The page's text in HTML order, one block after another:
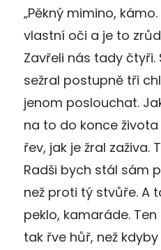
„Pěkný mimino,
vlastní oči a je to
Zavřeli nás tady čtyři.
sežral postupně tři
jenom poslouchat.
na to do konce
řev, jak je žral zaživa.
Radši bych stál sám
než proti tý stvůře. A
peklo, kamaráde.
tak řve hůř, než kdyby